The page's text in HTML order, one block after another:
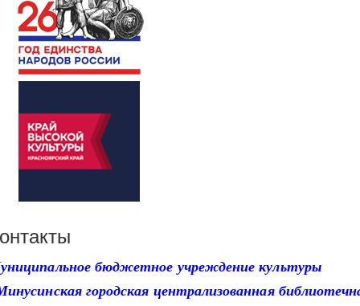
бюджетное учреждение культуры
городская централизованная